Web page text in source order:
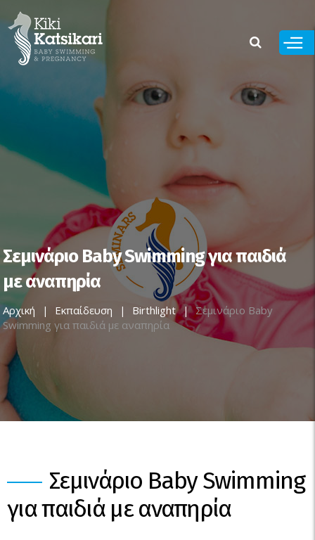
Σεμινάριο Baby Swimming για παιδιά
με αναπηρία
Αρχική Εκπαίδευση Birthlight
Σεμινάριο Baby
Swimming για παιδιά με αναπηρία
Σεμινάριο Baby Swimming
για παιδιά με αναπηρία